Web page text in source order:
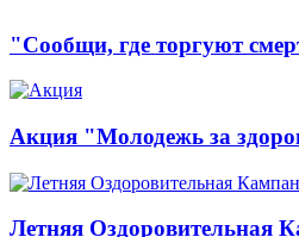
"Сообщи, где торгуют
Акция "Молодежь за
Летняя Оздоровительная